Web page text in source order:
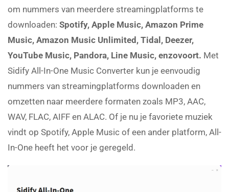
om nummers van meerdere streamingplatforms te
downloaden: Spotify, Apple Music, Amazon Prime
Music, Amazon Music Unlimited, Tidal, Deezer,
YouTube Music, Pandora, Line Music, enzovoort. Met
Sidify All-In-One Music Converter kun je eenvoudig
nummers van streamingplatforms downloaden en
omzetten naar meerdere formaten zoals MP3, AAC,
WAV, FLAC, AIFF en ALAC. Of je nu je favoriete muziek
vindt op Spotify, Apple Music of een ander platform, All-
In-One heeft het voor je geregeld.